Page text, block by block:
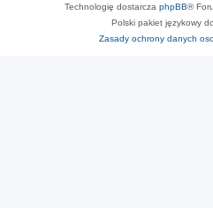
Technologię dostarcza phpBB®
Polski pakiet językowy
Zasady ochrony danych